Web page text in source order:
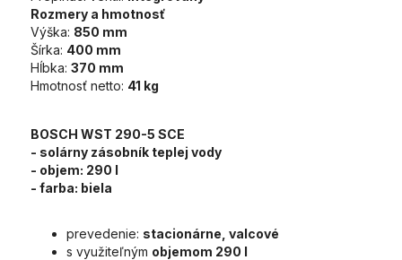
Rozmery a hmotnosť
Výška: 850 mm
Šírka: 400 mm
Hĺbka: 370 mm
Hmotnosť netto: 41 kg
BOSCH WST 290-5 SCE
- solárny zásobník teplej vody
- objem: 290 l
- farba: biela
prevedenie: stacionárne, valcové
s využiteľným objemom 290 l